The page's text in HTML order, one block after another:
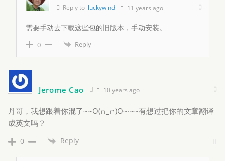
Reply to luckywind 11 years ago
需要手动去下载这些包的旧版本，手动安装。
0 Reply
Jerome Cao 10 years ago
丹哥，我想跟着你混了~~O(∩_∩)O~·~~有想过把你的文章翻译
成英文吗？
0 Reply